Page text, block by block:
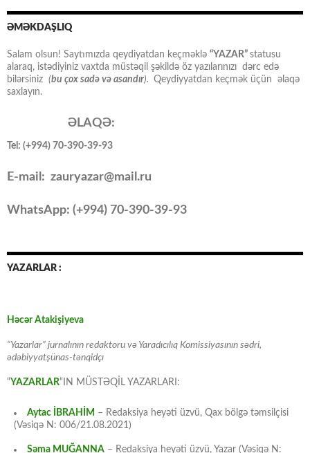
ƏMƏKDAŞLIQ
Salam olsun! Saytımızda qeydiyatdan keçməklə “YAZAR” statusu
alaraq, istədiyiniz vaxtda müstəqil şəkildə öz yazılarınızı dərc edə
bilərsiniz (bu çox sadə və asandır). Qeydiyyatdan keçmək üçün əlaqə
saxlayın.
ƏLAQƏ:
Tel: (+994) 70-390-39-93
E-mail: zauryazar@mail.ru
WhatsApp: (+994) 70-390-39-93
YAZARLAR :
Həcər Atakişiyeva
“Yazarlar” jurnalının redaktoru və Yaradıcılıq Komissiyasının sədri,
ədəbiyyatşünas-tənqidçı
“YAZARLAR“IN MÜSTƏQİL YAZARLARI:
Aytac İBRAHİM – Redaksiya heyəti üzvü, Qax bölgə təmsilçisi
(Vəsiqə N: 006/21.08.2021)
Səma MUĞANNA – Redaksiya heyəti üzvü, Yazar (Vəsiqə N: